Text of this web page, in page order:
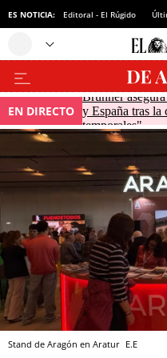
ES NOTICIA: Editoral - El Rúgido
EN DIRECTO
Brunner
y España tras la
temporales"
Stand de Aragón en Aratur E.E